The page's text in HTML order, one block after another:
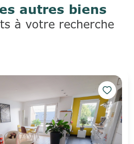
autres biens
à votre recherche